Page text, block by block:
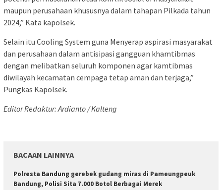
maupun perusahaan khususnya dalam tahapan Pilkada tahun
2024,” Kata kapolsek.
Selain itu Cooling System guna Menyerap aspirasi masyarakat
dan perusahaan dalam antisipasi gangguan khamtibmas
dengan melibatkan seluruh komponen agar kamtibmas
diwilayah kecamatan cempaga tetap aman dan terjaga,”
Pungkas Kapolsek.
Editor Redaktur: Ardianto / Kalteng
BACAAN LAINNYA
Polresta Bandung gerebek gudang miras di Pameungpeuk
Bandung, Polisi Sita 7.000 Botol Berbagai Merek